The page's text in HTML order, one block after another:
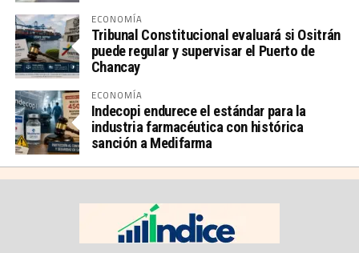
ECONOMÍA
Tribunal Constitucional evaluará si Ositrán
puede regular y supervisar el Puerto de
Chancay
ECONOMÍA
Indecopi endurece el estándar para la
industria farmacéutica con histórica
sanción a Medifarma